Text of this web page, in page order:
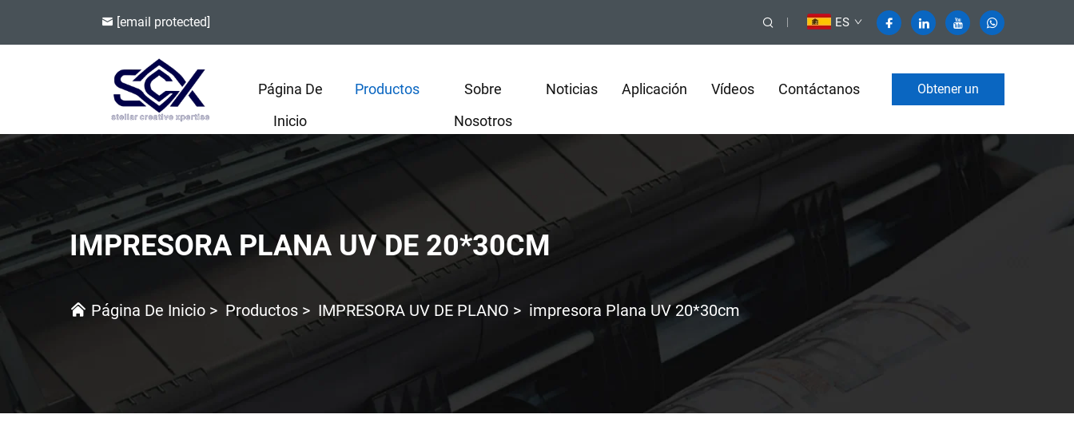
[email protected] ES
Página De
Inicio
Productos
Sobre
Nosotros
Noticias Aplicación Vídeos Contáctanos Obtener un
IMPRESORA PLANA UV DE 20*30CM
Página De Inicio > Productos > IMPRESORA UV DE PLANO > impresora Plana UV 20*30cm